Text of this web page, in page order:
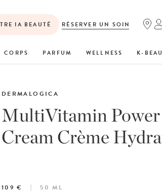
IA BEAUTÉ RÉSERVER UN SOIN
CORPS PARFUM WELLNESS K-
MultiVitamin Power
Cream Crème
DERMALOGICA
109 €
50 ML